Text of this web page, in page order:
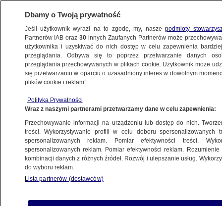
POLSKA
lokatorów. "Boję się, że zostanę bez dachu
nad głową"
22.01.2016, 20:23
Udostępnij
Dbamy o Twoją prywatność
Jeśli użytkownik wyrazi na to zgodę, my, naszepodmioty
Partnerów IAB oraz30 innych Zaufanych Partnerów może
użytkownika i uzyskiwać do nich dostęp w celu zapewnienia
przeglądania. Odbywa się to poprzez przetwarzanie danych
przeglądania przechowywanych w plikach cookie. Użytkownik może
się przetwarzaniu w oparciu o uzasadniony interes w dowolnym
plików cookie i reklam”.
Polityka Prywatności
Wraz z naszymi partnerami przetwarzamy dane w celu zapewnienia:
Przechowywanie informacji na urządzeniu lub dostęp do nich.
treści. Wykorzystywanie profili w celu doboru spersonalizowanych
spersonalizowanych reklam. Pomiar efektywności treści.
spersonalizowanych reklam. Pomiar efektywności reklam.
kombinacji danych z różnych źródeł. Rozwój i ulepszanie usług.
do wyboru reklam.
Lista partnerów (dostawców)